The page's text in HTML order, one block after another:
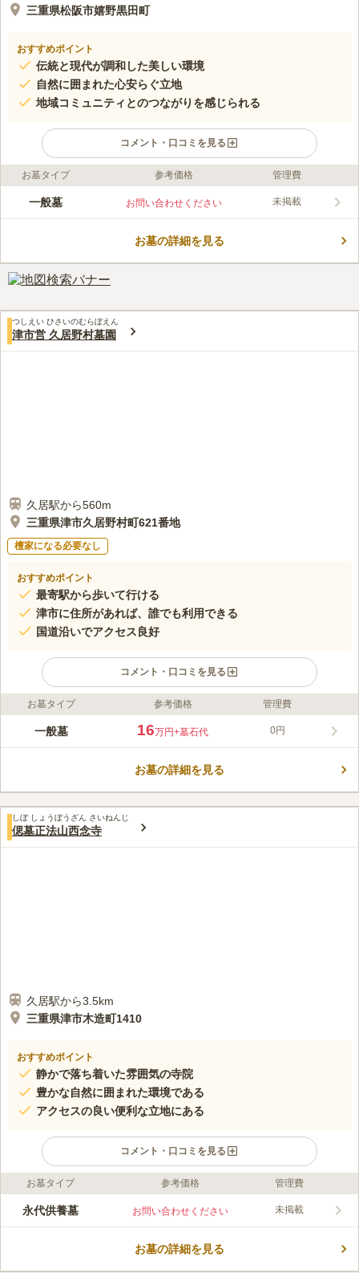
三重県松阪市嬉野黒田町
おすすめポイント
伝統と現代が調和した美しい環境
自然に囲まれた心安らぐ立地
地域コミュニティとのつながりを感じられる
コメント・口コミを見る
口コミ評価
この霊園はまだ誰からも評価されていません。
お墓タイプ 参考価格 管理費
一般墓 お問い合わせください 未掲載
お墓の詳細を見る
つしえい ひさいのむらぼえん
津市営 久居野村墓園
久居駅から560m
三重県津市久居野村町621番地
檀家になる必要なし
おすすめポイント
最寄駅から歩いて行ける
津市に住所があれば、誰でも利用できる
国道沿いでアクセス良好
コメント・口コミを見る
ライフドット編集部のコメント
宗教に捕らわれることなく、津市に住所がある方はお墓を建てる
参りが人気のポイントです。 周りには高い建物がなく、天気の
口コミ評価
この霊園はまだ誰からも評価されていません。
お墓タイプ 参考価格 管理費
一般墓 16万円+墓石代 0円
お墓の詳細を見る
しぼ しょうぼうざん さいねんじ
偲墓正法山西念寺
久居駅から3.5km
三重県津市木造町1410
おすすめポイント
静かで落ち着いた雰囲気の寺院
豊かな自然に囲まれた環境である
アクセスの良い便利な立地にある
コメント・口コミを見る
口コミ評価
この霊園はまだ誰からも評価されていません。
お墓タイプ 参考価格 管理費
永代供養墓 お問い合わせください 未掲載
お墓の詳細を見る